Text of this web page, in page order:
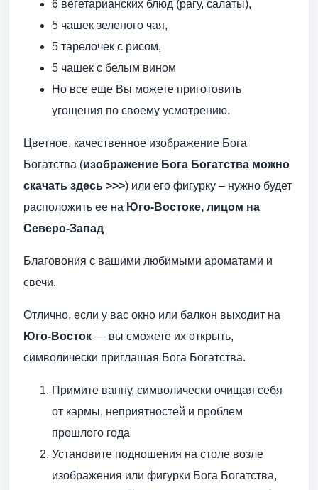
6 вегетарианских блюд (рагу, салаты),
5 чашек зеленого чая,
5 тарелочек с рисом,
5 чашек с белым вином
Но все еще Вы можете приготовить
угощения по своему усмотрению.
Цветное, качественное изображение Бога
Богатства (изображение Бога Богатства можно
скачать здесь >>>) или его фигурку – нужно будет
расположить ее на Юго-Востоке, лицом на
Северо-Запад
Благовония с вашими любимыми ароматами и
свечи.
Отлично, если у вас окно или балкон выходит на
Юго-Восток — вы сможете их открыть,
символически приглашая Бога Богатства.
Примите ванну, символически очищая себя
от кармы, неприятностей и проблем
прошлого года
Установите подношения на столе возле
изображения или фигурки Бога Богатства,